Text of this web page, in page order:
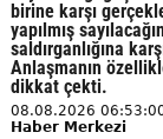
birine karşı
yapılmış
saldırganlığına
Anlaşmanın
dikkat çekti.
08.08.2026
Haber Merkezi